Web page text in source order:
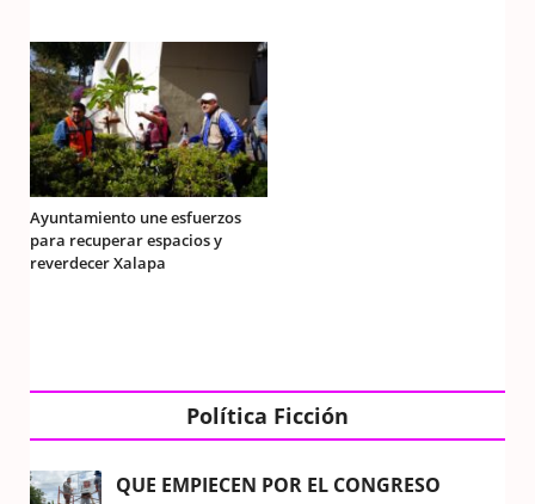
Ayuntamiento une esfuerzos
para recuperar espacios y
reverdecer Xalapa
Política Ficción
QUE EMPIECEN POR EL CONGRESO